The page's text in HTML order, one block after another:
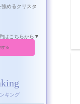
めるクリスタ
はこちらから▼
する
キング